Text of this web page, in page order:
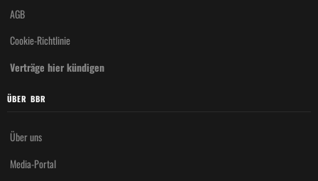
AGB
Cookie-Richtlinie
Verträge hier kündigen
ÜBER BBR
Über uns
Media-Portal